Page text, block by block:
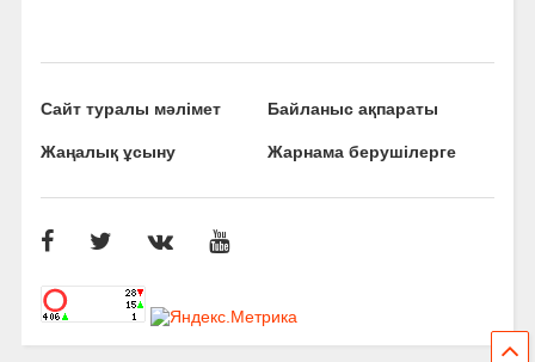
Сайт туралы мәлімет Байланыс ақпараты
Жаңалық ұсыну Жарнама берушілерге